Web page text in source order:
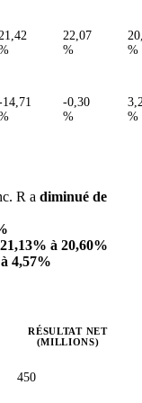
21,42
22,07
%
%
14,71
-0,30
%
%
R a diminué de
21,13% à 20,60%
4,57%
RÉSULTAT NET
(MILLIONS)
450